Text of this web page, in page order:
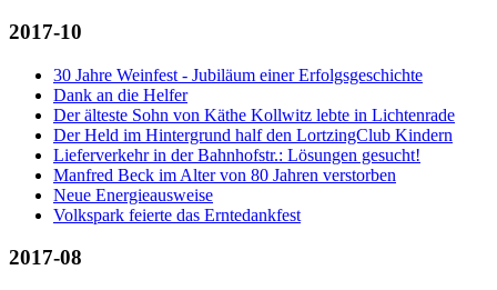
2017-10
30 Jahre Weinfest - Jubiläum einer Erfolgsgeschichte
Dank an die Helfer
Der älteste Sohn von Käthe Kollwitz lebte in Lichtenrade
Der Held im Hintergrund half den LortzingClub Kindern
Lieferverkehr in der Bahnhofstr.: Lösungen gesucht!
Manfred Beck im Alter von 80 Jahren verstorben
Neue Energieausweise
Volkspark feierte das Erntedankfest
2017-08